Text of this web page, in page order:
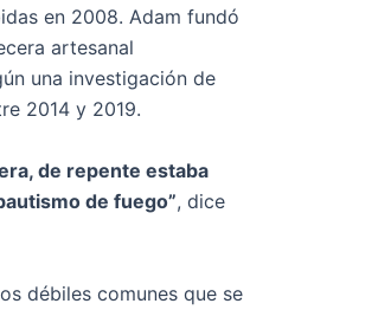
en 2008. Adam fundó
artesanal
una investigación de
2014 y 2019.
de repente estaba
de fuego”, dice
débiles comunes que se